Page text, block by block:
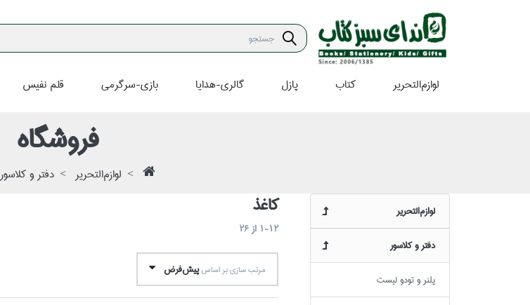
لوازم‌التحرير كتاب پازل گالري-هدايا بازي-سرگرمي قلم نفيس
فروشگاه
لوازم‌التحرير دفتر و كلاسور
لوازم‌التحرير
دفتر و كلاسور
پلنر و تودو ليست
كاغذ
1-12 از26
مرتب سازي بر اساسپيش‌فرض